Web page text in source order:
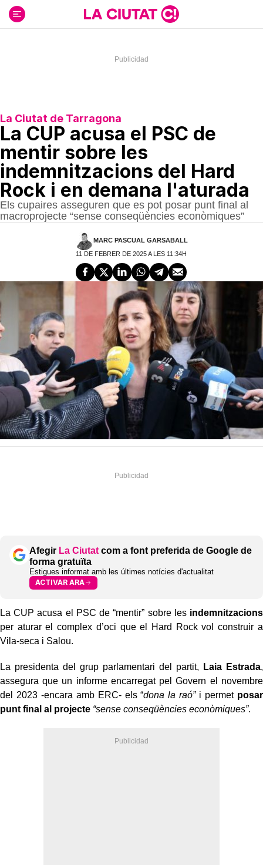
contenido
La Ciutat de Tarragona
La CUP acusa el PSC de
mentir sobre les
indemnitzacions del Hard
Rock i en demana l'aturada
Els cupaires asseguren que es pot posar punt final al
macroprojecte “sense conseqüències econòmiques”
MARC PASCUAL GARSABALL
11 DE FEBRER DE 2025 A LES 11:34H
Afegir La Ciutat com a font preferida de Google de
forma gratuïta
Estigues informat amb les últimes notícies d'actualitat
ACTIVAR ARA
La CUP acusa el PSC de “mentir” sobre lesindemnitzacions
per aturar el complex d’oci que el Hard Rock vol construir a
Vila-seca i Salou.
La presidenta del grup parlamentari del partit, Laia Estrada,
assegura que un informe encarregat pel Govern el novembre
del 2023 -encara amb ERC- els “dona la raó”i permet posar
punt final al projecte “sense conseqüències econòmiques”.